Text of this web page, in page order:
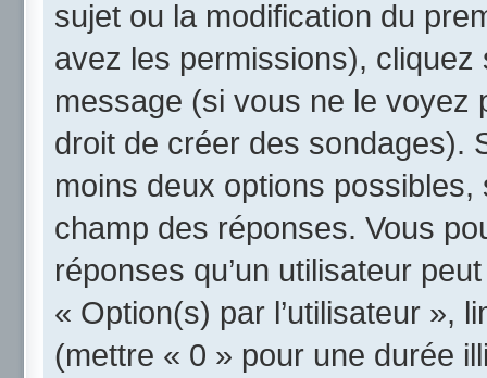
sujet ou la modification du
avez les permissions), cliquez
message (si vous ne le voyez
droit de créer des sondages).
moins deux options
champ des réponses. Vous
réponses qu’un utilisateur
« Option(s) par l’utilisateur »,
(mettre « 0 » pour une durée